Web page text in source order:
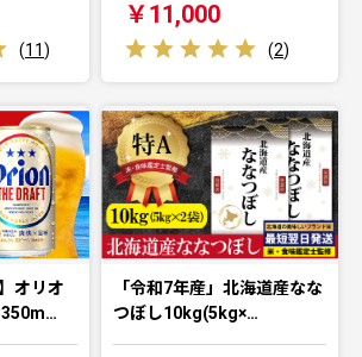
(11)
￥11,000
(2)
オリオ
350m…
「令和7年産」北海道産なな
つぼし10kg(5kg×…